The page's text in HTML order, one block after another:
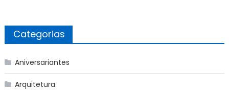
Categorias
Aniversariantes
Arquitetura